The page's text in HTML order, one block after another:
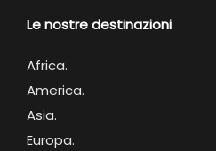
Le nostre destinazioni
Africa.
America.
Asia.
Europa.